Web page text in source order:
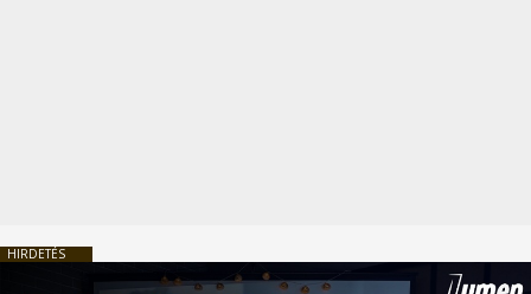
HIRDETÉS